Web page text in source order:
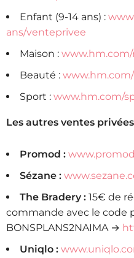
Enfant (9-14 ans) :
ans/venteprivee
Maison :
Beauté :
Sport : www.hm.com/
Les autres ventes
Promod :
Sézane :
The Bradery : 15€ de
commande avec le code
BONSPLANS2NAIMA →
Uniqlo :